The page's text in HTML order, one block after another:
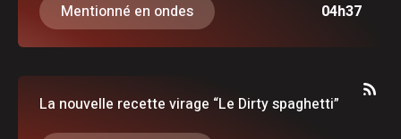
Mentionné en ondes 04h37
La nouvelle recette virage “Le Dirty spaghetti”